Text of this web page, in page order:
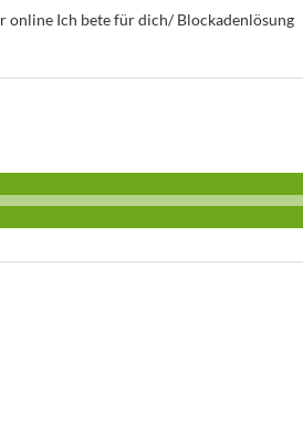
online Ich bete für dich/ Blockadenlösung